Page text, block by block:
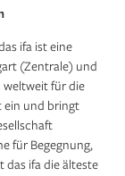
ifa ist eine
(Zentrale) und
weltweit für die
ein und bringt
für Begegnung,
das ifa die älteste